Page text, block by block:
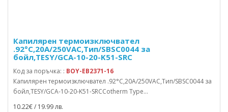
Капилярен термоизключвател
.92°C,20A/250VAC,Тип/SBSC0044 за
бойл,TESY/GCA-10-20-K51-SRC
Код за поръчка: : BOY-EB2371-16
Капилярен термоизключвател .92°C,20A/250VAC,Тип/SBSC0044 за
бойл,TESY/GCA-10-20-K51-SRCCotherm Type...
10.22€ / 19.99 лв.